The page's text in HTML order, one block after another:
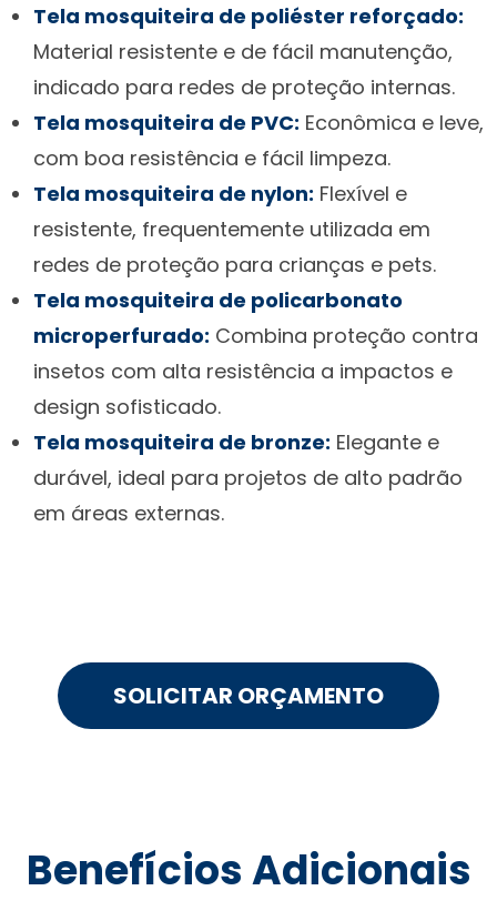
Tela mosquiteira de poliéster reforçado:
Material resistente e de fácil manutenção,
indicado para redes de proteção internas.
Tela mosquiteira de PVC: Econômica e leve,
com boa resistência e fácil limpeza.
Tela mosquiteira de nylon: Flexível e
resistente, frequentemente utilizada em
redes de proteção para crianças e pets.
Tela mosquiteira de policarbonato
microperfurado: Combina proteção contra
insetos com alta resistência a impactos e
design sofisticado.
Tela mosquiteira de bronze: Elegante e
durável, ideal para projetos de alto padrão
em áreas externas.
SOLICITAR ORÇAMENTO
Benefícios Adicionais